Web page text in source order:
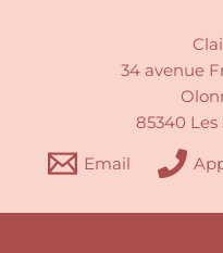
34 avenue
85340
Email